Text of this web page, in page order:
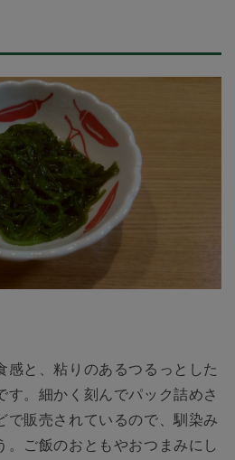
感と、粘りのあるつるっとした
す。細かく刻んでパック詰めさ
で販売されているので、馴染み
。ご飯のおともやおつまみにし